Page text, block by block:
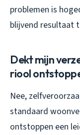
problemen is
blijvend resultaat
Dekt mijn
riool
Nee,
standaard
ontstoppen een